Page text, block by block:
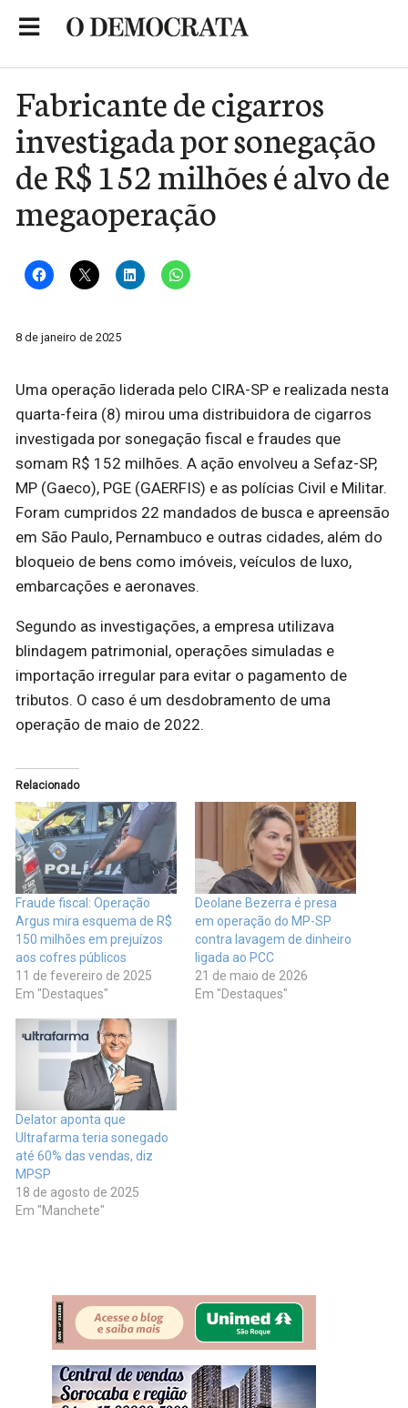
Fabricante de cigarros
investigada por sonegação
de R$ 152 milhões é alvo de
megaoperação
8 de janeiro de 2025
Uma operação liderada pelo CIRA-SP e realizada nesta
quarta-feira (8) mirou uma distribuidora de cigarros
investigada por sonegação fiscal e fraudes que
somam R$ 152 milhões. A ação envolveu a Sefaz-SP,
MP (Gaeco), PGE (GAERFIS) e as polícias Civil e Militar.
Foram cumpridos 22 mandados de busca e apreensão
em São Paulo, Pernambuco e outras cidades, além do
bloqueio de bens como imóveis, veículos de luxo,
embarcações e aeronaves.
Segundo as investigações, a empresa utilizava
blindagem patrimonial, operações simuladas e
importação irregular para evitar o pagamento de
tributos. O caso é um desdobramento de uma
operação de maio de 2022.
Relacionado
Fraude fiscal: Operação
Argus mira esquema de R$
150 milhões em prejuízos
aos cofres públicos
11 de fevereiro de 2025
Em "Destaques"
Deolane Bezerra é presa
em operação do MP-SP
contra lavagem de dinheiro
ligada ao PCC
21 de maio de 2026
Em "Destaques"
Delator aponta que
Ultrafarma teria sonegado
até 60% das vendas, diz
MPSP
18 de agosto de 2025
Em "Manchete"